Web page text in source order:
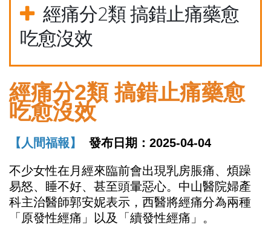
經痛分2類 搞錯止痛藥愈
吃愈沒效
經痛分2類 搞錯止痛藥愈
吃愈沒效
【人間福報】 發布日期：2025-04-04
不少女性在月經來臨前會出現乳房脹痛、煩躁
易怒、睡不好、甚至頭暈惡心。中山醫院婦產
科主治醫師郭安妮表示，西醫將經痛分為兩種
「原發性經痛」以及「續發性經痛」。